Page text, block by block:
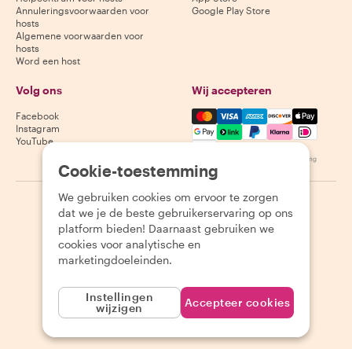
Annuleringsvoorwaarden voor
hosts
Algemene voorwaarden voor
hosts
Word een host
Google Play Store
Volg ons
Facebook
Instagram
YouTube
Wij accepteren
Mastercard, Visa, Amex,
Beschikbaarheid varieert per bestemming
2026 Withlocals.com Privacybeleid Cookies
Cookie-toestemming
We gebruiken cookies om ervoor te zorgen
dat we je de beste gebruikerservaring op ons
platform bieden! Daarnaast gebruiken we
cookies voor analytische en
marketingdoeleinden.
Instellingen
wijzigen
Accepteer cookies